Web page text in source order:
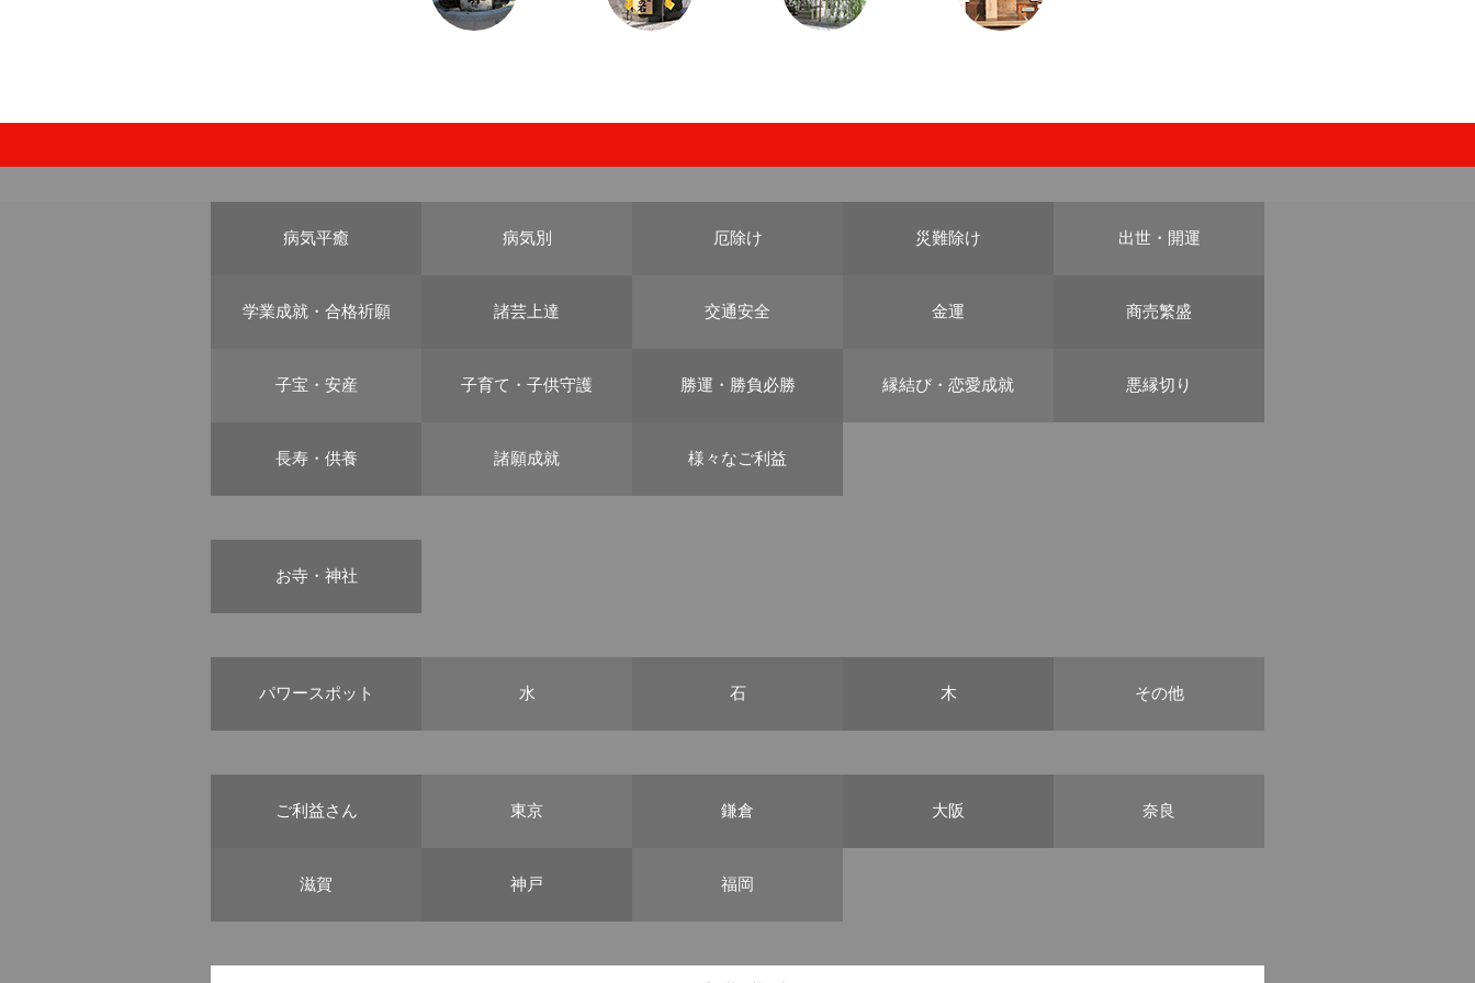
病気平癒 病気別 厄除け 災難除け 出世・開運
学業成就・合格祈願 諸芸上達 交通安全 金運 商売繁盛
子宝・安産 子育て・子供守護 勝運・勝負必勝 縁結び・恋愛成就 悪縁切り
長寿・供養 諸願成就 様々なご利益
お寺・神社
パワースポット 水 石 木 その他
ご利益さん 東京 鎌倉 大阪 奈良
滋賀 神戸 福岡